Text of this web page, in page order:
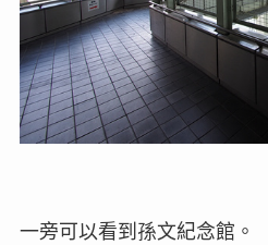
一旁可以看到孫文紀念館。